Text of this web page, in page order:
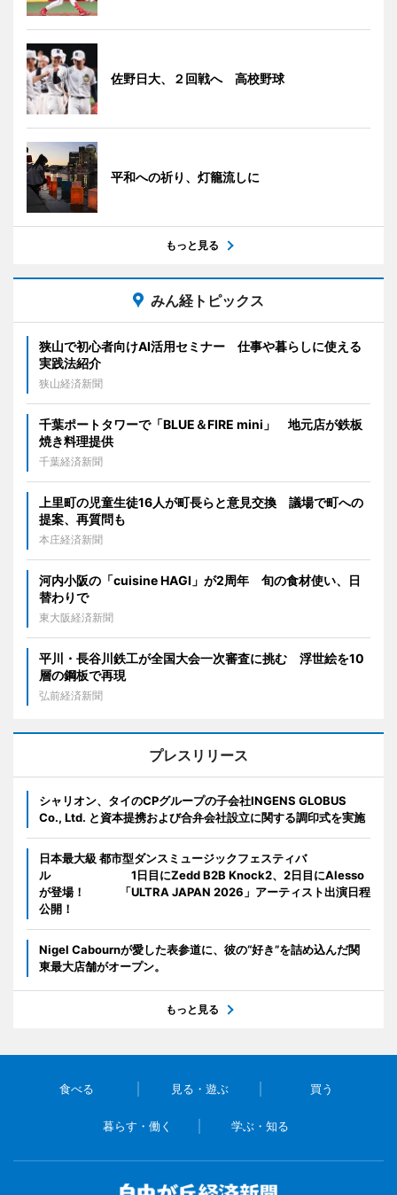
佐野日大、２回戦へ 高校野球
平和への祈り、灯籠流しに
もっと見る
みん経トピックス
狭山で初心者向けAI活用セミナー 仕事や暮らしに使える
実践法紹介
狭山経済新聞
千葉ポートタワーで「BLUE＆FIRE mini」 地元店が鉄板
焼き料理提供
千葉経済新聞
上里町の児童生徒16人が町長らと意見交換 議場で町への
提案、再質問も
本庄経済新聞
河内小阪の「cuisine HAGI」が2周年 旬の食材使い、日
替わりで
東大阪経済新聞
平川・長谷川鉄工が全国大会一次審査に挑む 浮世絵を10
層の鋼板で再現
弘前経済新聞
プレスリリース
シャリオン、タイのCPグループの子会社INGENS GLOBUS
Co., Ltd. と資本提携および合弁会社設立に関する調印式を実施
日本最大級 都市型ダンスミュージックフェスティバ
ル 1日目にZedd B2B Knock2、2日目にAlesso
が登場！ 「ULTRA JAPAN 2026」アーティスト出演日程
公開！
Nigel Cabournが愛した表参道に、彼の“好き”を詰め込んだ関
東最大店舗がオープン。
もっと見る
食べる 見る・遊ぶ 買う
暮らす・働く 学ぶ・知る